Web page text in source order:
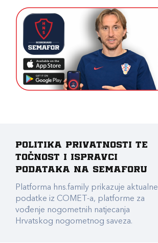
Politika privatnosti te
točnost i ispravci
podataka na Semaforu
Platforma hns.family prikazuje aktualne
podatke iz COMET-a, platforme za
vođenje nogometnih natjecanja
Hrvatskog nogometnog saveza.